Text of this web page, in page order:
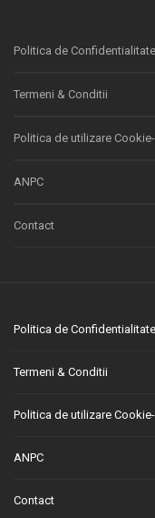
Politica de Confidentialitate
Termeni & Conditii
Politica de utilizare
ANPC
Contact
Politica de Confidentialitate
Termeni & Conditii
Politica de utilizare
ANPC
Contact